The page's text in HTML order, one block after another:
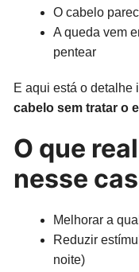
O cabelo
A queda vem
pentear
E aqui está o detalhe
cabelo sem tratar o
O que
nesse
Melhorar a
Reduzir
noite)